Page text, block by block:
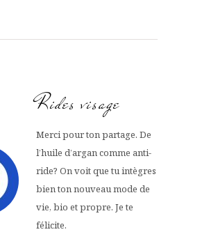
Rides visage
Merci pour ton partage. De
l’huile d’argan comme anti-
ride? On voit que tu intègres
bien ton nouveau mode de
vie, bio et propre. Je te
félicite.